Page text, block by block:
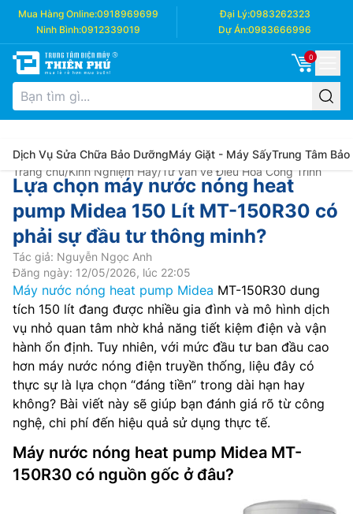
Mua Hàng Online:0918969699 Đại Lý:0983262323
Ninh Bình:0912339019 Dự Án:0983666996
0
Dịch Vụ Sửa Chữa Bảo DưỡngMáy Giặt - Máy SấyTrung Tâm Bảo
Trang chủ/Kinh Nghiệm Hay/Tư vấn về Điều Hòa Công Trình
Lựa chọn máy nước nóng heat
pump Midea 150 Lít MT-150R30 có
phải sự đầu tư thông minh?
Tác giả: Nguyễn Ngọc Anh
Đăng ngày: 12/05/2026, lúc 22:05
Máy nước nóng heat pump Midea MT-150R30 dung
tích 150 lít đang được nhiều gia đình và mô hình dịch
vụ nhỏ quan tâm nhờ khả năng tiết kiệm điện và vận
hành ổn định. Tuy nhiên, với mức đầu tư ban đầu cao
hơn máy nước nóng điện truyền thống, liệu đây có
thực sự là lựa chọn “đáng tiền” trong dài hạn hay
không? Bài viết này sẽ giúp bạn đánh giá rõ từ công
nghệ, chi phí đến hiệu quả sử dụng thực tế.
Máy nước nóng heat pump Midea MT-
150R30 có nguồn gốc ở đâu?